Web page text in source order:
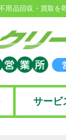
用品回収・買取を
サービ